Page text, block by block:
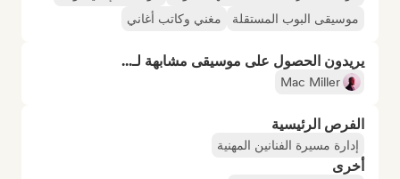
موسيقى البوب المستقلة
مغني وكاتب أغاني
يريدون الحصول على موسيقى مشابهة لـ...
Mac Miller
الفرص الرئيسية
إدارة مسيرة الفنانين المهنية
أخرى